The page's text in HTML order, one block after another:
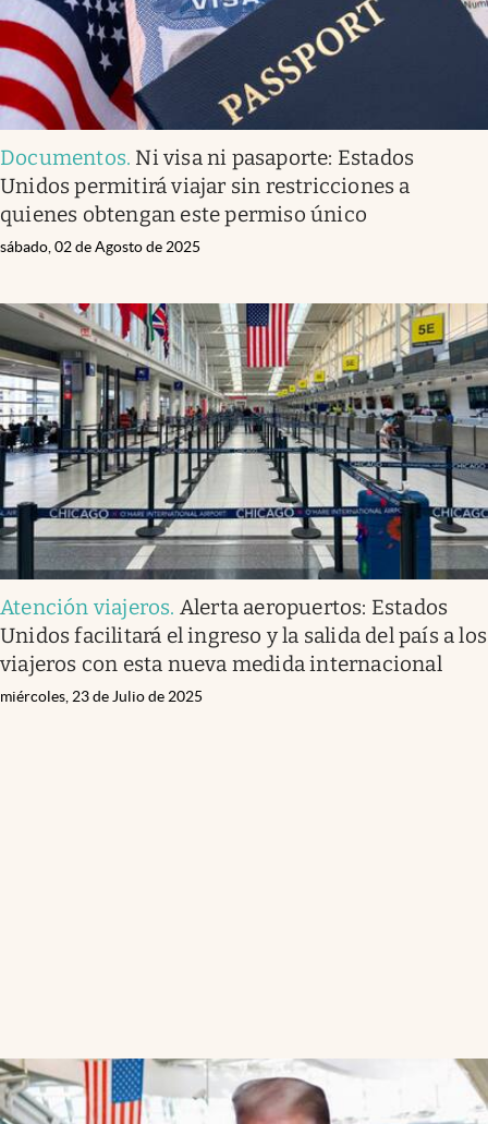
Documentos. Ni visa ni pasaporte: Estados
Unidos permitirá viajar sin restricciones a
quienes obtengan este permiso único
sábado, 02 de Agosto de 2025
Atención viajeros. Alerta aeropuertos: Estados
Unidos facilitará el ingreso y la salida del país a los
viajeros con esta nueva medida internacional
miércoles, 23 de Julio de 2025